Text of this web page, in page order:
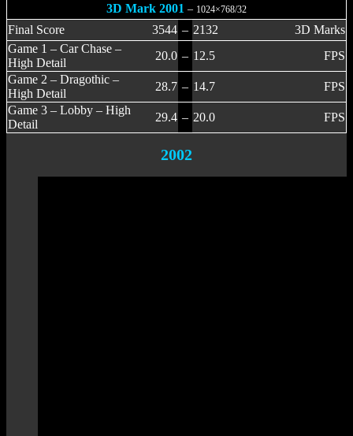
3D Mark 2001 – 1024×768/32
Final Score 3544 – 2132
3D Marks
Game 1 – Car Chase –
High Detail
20.0 – 12.5
FPS
Game 2 – Dragothic –
High Detail
28.7 – 14.7
FPS
Game 3 – Lobby – High
Detail
29.4 – 20.0 FPS
2002